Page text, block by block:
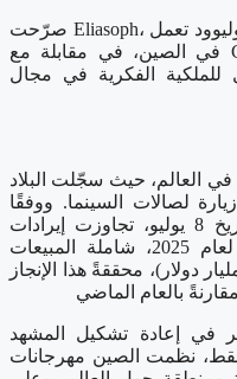
صرّحت Eliasoph، التي كانت أول شخصية تنفيذية من هوليوود تعمل
في الصين، في مقابلة مع China Media Group في أبريل: “تُعَد
الفكرية في مجال
في العالم، حيث سجّلت البلاد
أكثر من 1.01 مليار زيارة لصالات السينما. ووفقًا
لبيانات المنصات الإلكترونية حتى تاريخ 8 يوليو، تجاوزت إيرادات
شباك التذاكر التراكمية في الصين لعام 2025، شاملة المبيعات
30 مليار يوان (حوالي 4.18 مليار دولار)، محققةً هذا الإنجاز
في إعادة تشكيل المشهد
العالمي. خلال عام 2024 فقط، نظمت الصين مهرجانات